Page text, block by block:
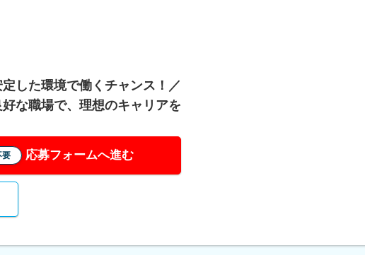
した環境で働くチャンス！／
な職場で、理想のキャリアを
要 応募フォームへ進む